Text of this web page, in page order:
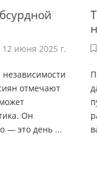
12 июня 2025 г.
отмечают
Он
— это день ...